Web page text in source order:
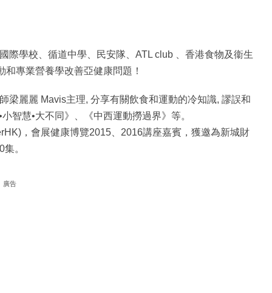
際學校、循道中學、民安隊、ATL club 、香港食物及衞生
專業營養學改善亞健康問題！
梁麗麗 Mavis主理, 分享有關飲食和運動的冷知識, 謬誤和
智慧•大不同》、《中西運動撈過界》等。
，會展健康博覽2015、2016講座嘉賓，獲邀為新城財
。
廣告